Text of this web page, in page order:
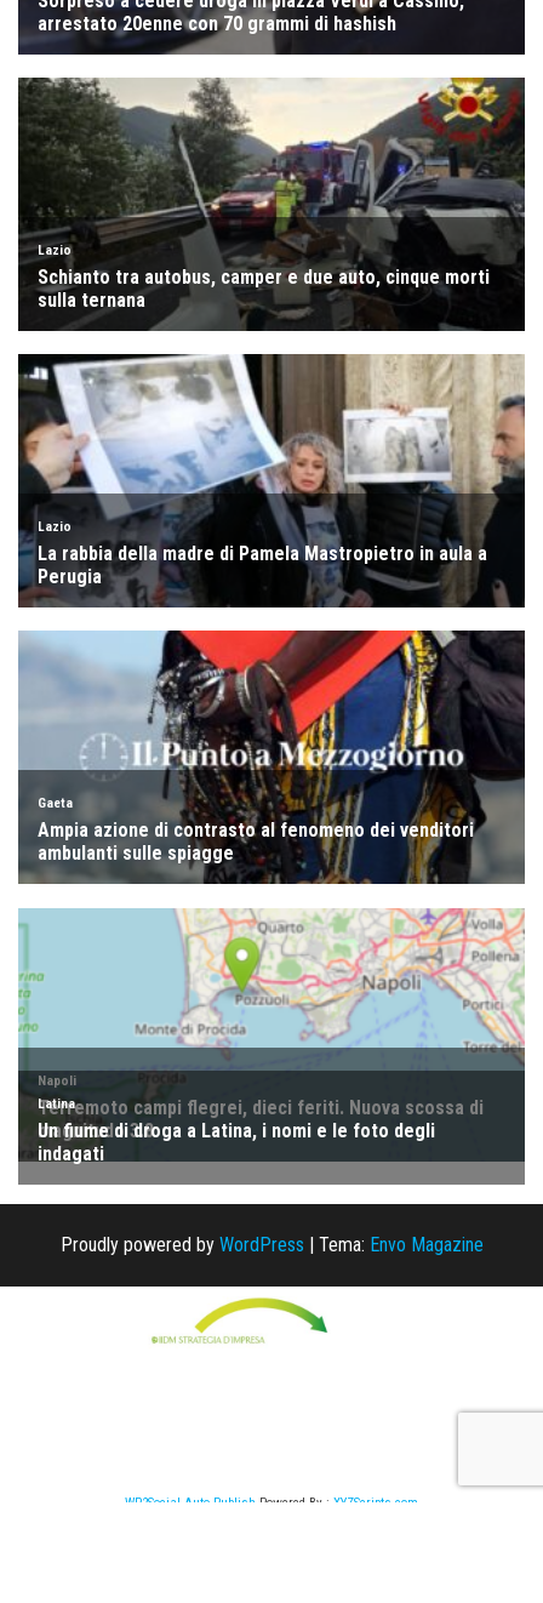
Proudly powered by WordPress | Tema: Envo Magazine
WP2Social Auto Publish Powered By : XYZScripts.com